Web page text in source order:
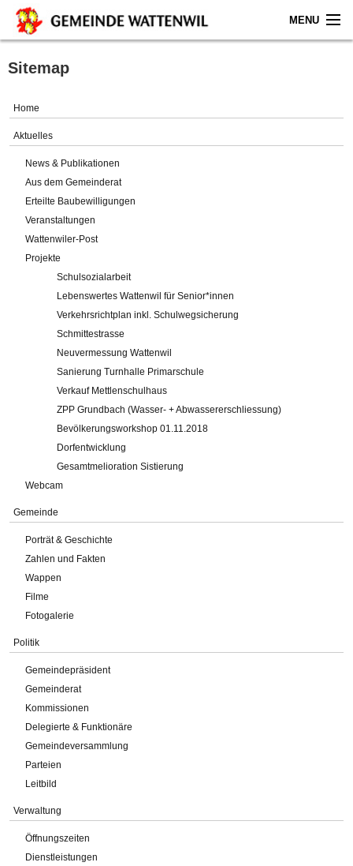
MENU
Home
Gemeinde
Verwaltung
Online-Service
Impressum
Sitemap
Home
Aktuelles
News & Publikationen
Aus dem Gemeinderat
Erteilte Baubewilligungen
Veranstaltungen
Wattenwiler-Post
Projekte
Schulsozialarbeit
Lebenswertes Wattenwil für Senior*innen
Verkehrsrichtplan inkl. Schulwegsicherung
Schmittestrasse
Neuvermessung Wattenwil
Sanierung Turnhalle Primarschule
Verkauf Mettlenschulhaus
ZPP Grundbach (Wasser- + Abwassererschliessung)
Bevölkerungsworkshop 01.11.2018
Dorfentwicklung
Gesamtmelioration Sistierung
Webcam
Gemeinde
Porträt & Geschichte
Zahlen und Fakten
Wappen
Filme
Fotogalerie
Politik
Gemeindepräsident
Gemeinderat
Kommissionen
Delegierte & Funktionäre
Gemeindeversammlung
Parteien
Leitbild
Verwaltung
Öffnungszeiten
Dienstleistungen